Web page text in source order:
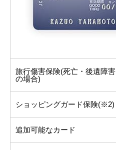
旅行傷害保険(死亡・後遺障害
の場合)
ショッピングガード保険(※2)
追加可能なカード